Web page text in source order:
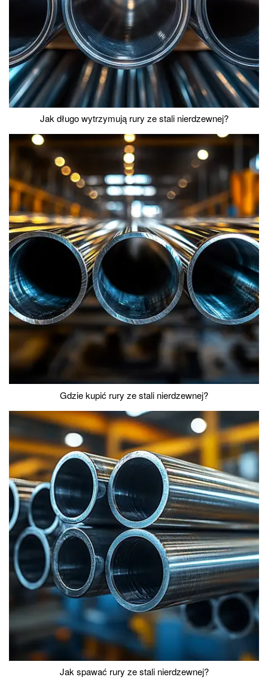
Jak długo wytrzymują rury ze stali nierdzewnej?
Gdzie kupić rury ze stali nierdzewnej?
Jak spawać rury ze stali nierdzewnej?